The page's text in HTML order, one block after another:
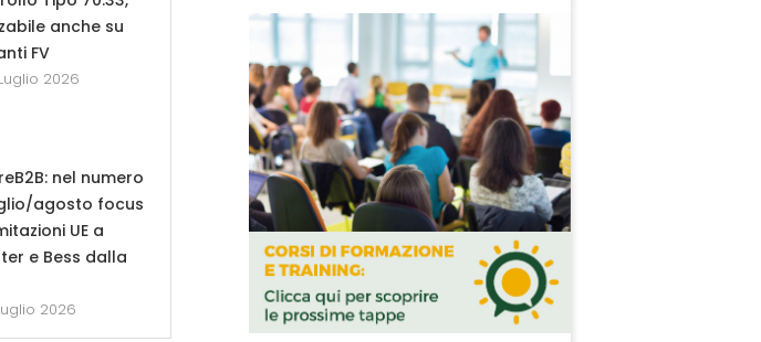
anche su
FV
2026
nel numero
agosto focus
UE a
e Bess dalla
2026